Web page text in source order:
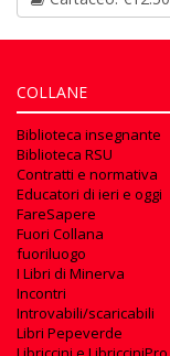
COLLANE
Biblioteca insegnante
Biblioteca RSU
Contratti e normativa
Educatori di ieri e oggi
FareSapere
Fuori Collana
fuoriluogo
I Libri di Minerva
Incontri
Introvabili/scaricabili
Libri Pepeverde